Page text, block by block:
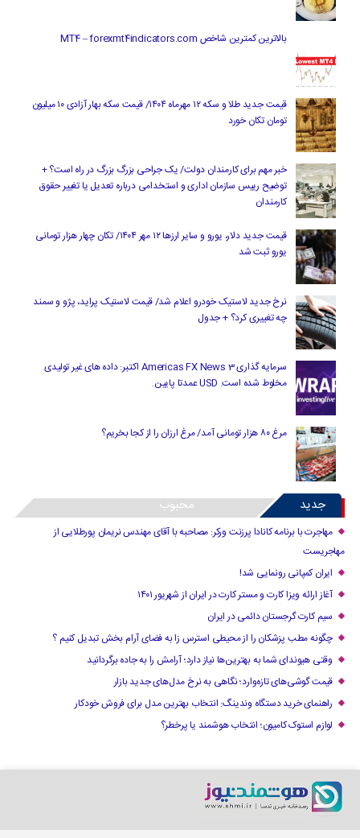
بالاترین کمترین شاخص MT4 – forexmt4indicators.com
قیمت جدید طلا و سکه ۱۲ مهرماه ۱۴۰۴/ قیمت سکه بهار آزادی ۱۰ میلیون
تومان تکان خورد
خبر مهم برای کارمندان دولت/ یک جراحی بزرگ بزرگ در راه است؟ +
توضیح رییس سازمان اداری و استخدامی درباره تعدیل یا تغییر حقوق
کارمندان
قیمت جدید دلار، یورو و سایر ارزها ۱۲ مهر ۱۴۰۴/ تکان چهار هزار تومانی
یورو ثبت شد
نرخ جدید لاستیک خودرو اعلام شد/ قیمت لاستیک پراید، پژو و سمند
چه تغییری کرد؟ + جدول
سرمایه گذاری Americas FX News 3 اکتبر: داده های غیر تولیدی
مخلوط شده است. USD عمدتا پایین.
مرغ ۸۰ هزار تومانی آمد/ مرغ ارزان را از کجا بخریم؟
جدید محبوب
مهاجرت با برنامه کانادا پرزنت ورکر: مصاحبه با آقای مهندس نریمان پورطلایی از
مهاجریست
ایران کمپانی رونمایی شد!
آغاز ارائه ویزا کارت و مستر کارت در ایران از شهریور ۱۴۰۱
سیم کارت گرجستان دائمی در ایران
چگونه مطب پزشکان را از محیطی استرس زا به فضای آرام بخش تبدیل کنیم ؟
وقتی هیوندای شما به بهترین‌ها نیاز دارد؛ آرامش را به جاده برگردانید
قیمت گوشی‌های تازه‌وارد؛ نگاهی به نرخ مدل‌های جدید بازار
راهنمای خرید دستگاه وندینگ: انتخاب بهترین مدل برای فروش خودکار
لوازم استوک کامیون؛ انتخاب هوشمند یا پرخطر؟